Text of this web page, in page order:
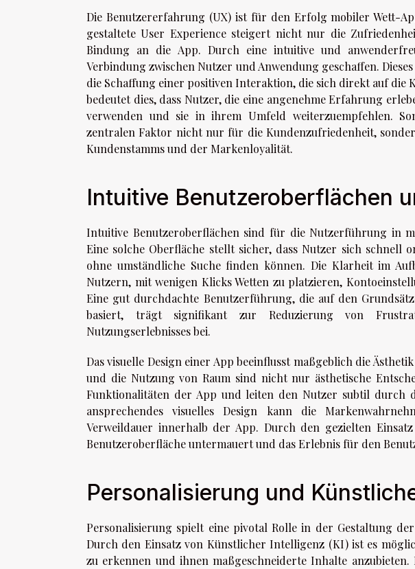
Die Benutzererfahrung (UX) ist für den Erfolg mobiler Wett-
gestaltete User Experience steigert nicht nur die
Bindung an die App. Durch eine intuitive und
Verbindung zwischen Nutzer und Anwendung geschaffen.
die Schaffung einer positiven Interaktion, die sich direkt auf die
bedeutet dies, dass Nutzer, die eine angenehme Erfahrung
verwenden und sie in ihrem Umfeld weiterzuempfehlen.
zentralen Faktor nicht nur für die Kundenzufriedenheit,
Kundenstamms und der Markenloyalität.
Intuitive Benutzeroberflächen
Intuitive Benutzeroberflächen sind für die Nutzerführung in
Eine solche Oberfläche stellt sicher, dass Nutzer sich schnell
ohne umständliche Suche finden können. Die Klarheit im
Nutzern, mit wenigen Klicks Wetten zu platzieren,
Eine gut durchdachte Benutzerführung, die auf den
basiert, trägt signifikant zur Reduzierung von
Nutzungserlebnisses bei.
Das visuelle Design einer App beeinflusst maßgeblich die
und die Nutzung von Raum sind nicht nur ästhetische
Funktionalitäten der App und leiten den Nutzer subtil durch
ansprechendes visuelles Design kann die
Verweildauer innerhalb der App. Durch den gezielten
Benutzeroberfläche untermauert und das Erlebnis für den
Personalisierung und
Personalisierung spielt eine pivotal Rolle in der Gestaltung
Durch den Einsatz von Künstlicher Intelligenz (KI) ist es
zu erkennen und ihnen maßgeschneiderte Inhalte